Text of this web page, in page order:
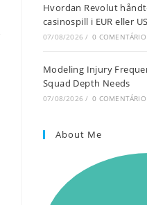
Hvordan Revolut
casinospill i EUR eller
07/08/2026 / 0 COMENTÁRIO
Modeling Injury
Squad Depth Needs
07/08/2026 / 0 COMENTÁRIO
About Me